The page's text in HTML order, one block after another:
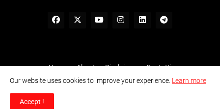
Informazione Consapevole- Ogni articolo e contenuto presente nel
sito è liberamente utilizzabile sia online che non, previa citazione
Home About Disclaimer
Contatti
Our website uses cookies to improve your experience. Learn more
Accept !